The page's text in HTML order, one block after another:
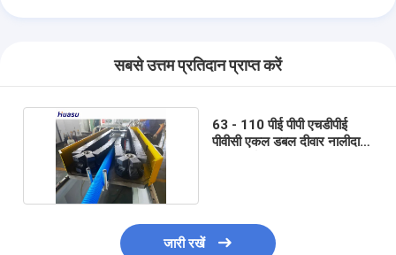
सबसे उत्तम प्रतिदान प्राप्त करें
63 - 110 पीई पीपी एचडीपीई
पीवीसी एकल डबल दीवार नालीदार
जारी रखें